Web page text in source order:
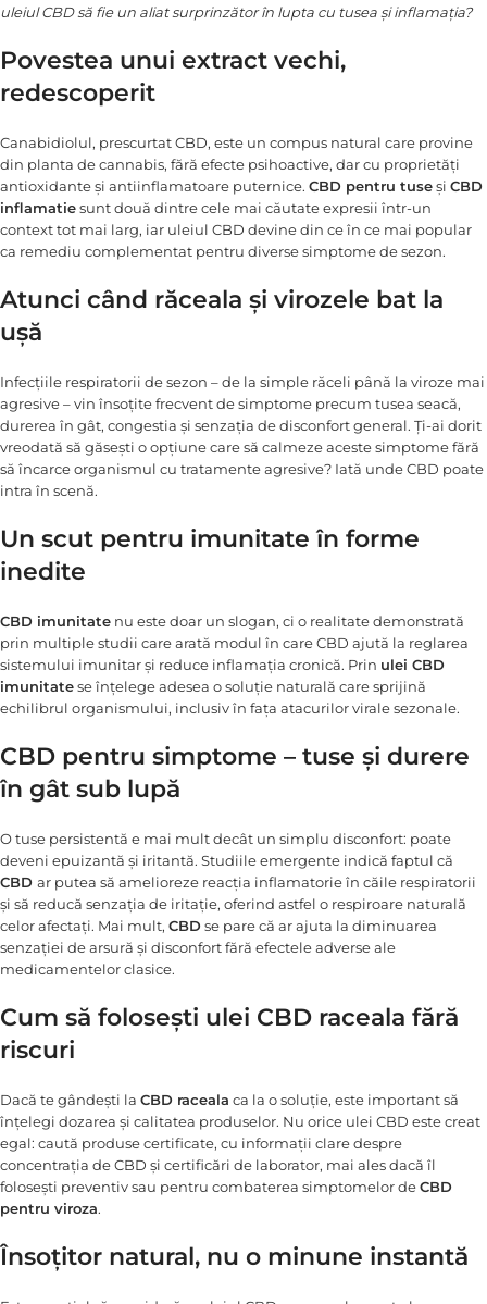
uleiul CBD să fie un aliat surprinzător în lupta cu tusea și inflamația?
Povestea unui extract vechi,
redescoperit
Canabidiolul, prescurtat CBD, este un compus natural care provine
din planta de cannabis, fără efecte psihoactive, dar cu proprietăți
antioxidante și antiinflamatoare puternice. CBD pentru tuseși CBD
inflamatiesunt două dintre cele mai căutate expresii într-un
context tot mai larg, iar uleiul CBD devine din ce în ce mai popular
ca remediu complementat pentru diverse simptome de sezon.
Atunci când răceala și virozele bat la
ușă
Infecțiile respiratorii de sezon – de la simple răceli până la viroze mai
agresive – vin însoțite frecvent de simptome precum tusea seacă,
durerea în gât, congestia și senzația de disconfort general. Ți-ai dorit
vreodată să găsești o opțiune care să calmeze aceste simptome fără
să încarce organismul cu tratamente agresive? Iată unde CBD poate
intra în scenă.
Un scut pentru imunitate în forme
inedite
CBD imunitate nu este doar un slogan, ci o realitate demonstrată
prin multiple studii care arată modul în care CBD ajută la reglarea
sistemului imunitar și reduce inflamația cronică. Prin ulei CBD
imunitatese înțelege adesea o soluție naturală care sprijină
echilibrul organismului, inclusiv în fața atacurilor virale sezonale.
CBD pentru simptome – tuse și durere
în gât sub lupă
O tuse persistentă e mai mult decât un simplu disconfort: poate
deveni epuizantă și iritantă. Studiile emergente indică faptul că
CBD ar putea să amelioreze reacția inflamatorie în căile respiratorii
și să reducă senzația de iritație, oferind astfel o respiroare naturală
celor afectați. Mai mult, CBDse pare că ar ajuta la diminuarea
senzației de arsură și disconfort fără efectele adverse ale
medicamentelor clasice.
Cum să folosești ulei CBD raceala fără
riscuri
Dacă te gândești la CBD raceala ca la o soluție, este important să
înțelegi dozarea și calitatea produselor. Nu orice ulei CBD este creat
egal: caută produse certificate, cu informații clare despre
concentrația de CBD și certificări de laborator, mai ales dacă îl
folosești preventiv sau pentru combaterea simptomelor deCBD
pentru viroza.
Însoțitor natural, nu o minune instantă